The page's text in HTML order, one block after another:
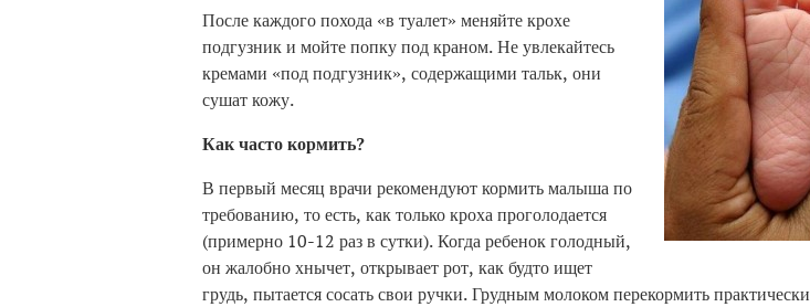
После каждого похода «в туалет» меняйте крохе
подгузник и мойте попку под краном. Не увлекайтесь
кремами «под подгузник», содержащими тальк, они
сушат кожу.
Как часто кормить?
В первый месяц врачи рекомендуют кормить малыша по
требованию, то есть, как только кроха проголодается
(примерно 10-12 раз в сутки). Когда ребенок голодный,
он жалобно хнычет, открывает рот, как будто ищет
грудь, пытается сосать свои ручки. Грудным молоком перекормить практически